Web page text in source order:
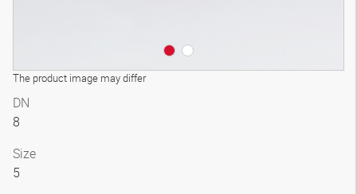
The product image may differ
DN
8
Size
5